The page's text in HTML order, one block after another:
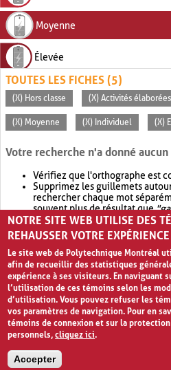
Moyenne
Élevée
TOUTES LES FICHES (5)
(X) Hors classe (X) Activités
(X) Moyenne (X) Individuel (X)
Votre recherche n'a donné
Vérifiez que l'orthographe est
Supprimez les guillemets
rechercher chaque mot
souvent plus de résultat que
Envisagez d'élargir votre
retournera souvent plus de
NOTRE SITE WEB UTILISE DES
REHAUSSER VOTRE
Le site web de Polytechnique Montréal
afin de recueillir des statistiques
expérience à ses visiteurs. En naviguant
l’utilisation de ces témoins selon les
d’utilisation. Vous pouvez refuser les
vos paramètres de navigation. Pour en
témoins de connexion et sur la
personnels,cliquez ici.
Accepter